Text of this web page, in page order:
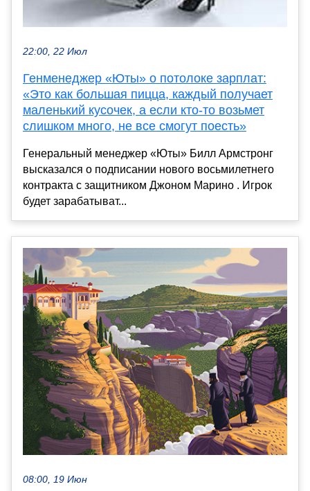
22:00, 22 Июл
Генменеджер «Юты» о потолоке зарплат:
«Это как большая пицца, каждый получает
маленький кусочек, а если кто-то возьмет
слишком много, не все смогут поесть»
Генеральный менеджер «Юты» Билл Армстронг
высказался о подписании нового восьмилетнего
контракта с защитником Джоном Марино . Игрок
будет зарабатыват...
08:00, 19 Июн